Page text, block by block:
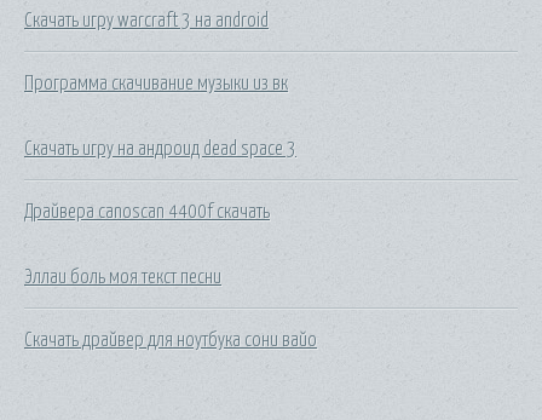
Скачать игру warcraft 3 на android
Программа скачивание музыки из вк
Скачать игру на андроид dead space 3
Драйвера canoscan 4400f скачать
Эллаи боль моя текст песни
Скачать драйвер для ноутбука сони вайо